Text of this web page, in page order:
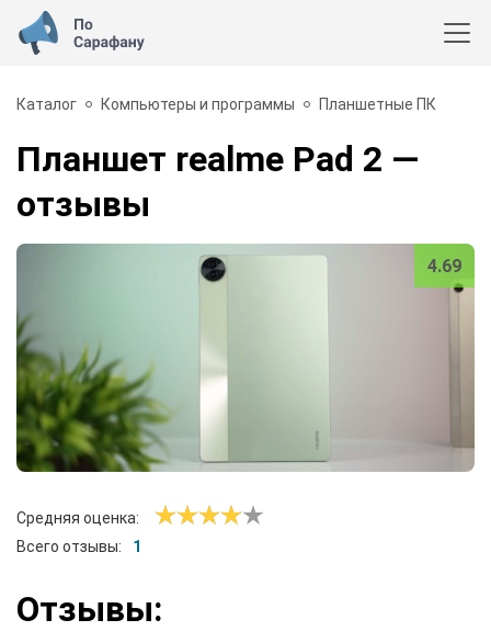
Каталог Компьютеры и программы Планшетные ПК
Планшет realme Pad 2 —
отзывы
4.69
Средняя оценка:
Всего отзывы:
1
Отзывы: